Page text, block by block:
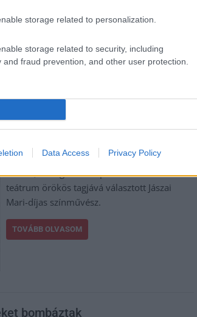
storage related to personalization.
storage related to security, including
fraud prevention, and other user protection.
Data Access Privacy Policy
pénteken évadzáró társulati ülést tartott
visszavonuló kollégákat is. Egy nappal
otthonában váratlanul elhunyt Karczag
Ferenc, a megelőző napon a szolnoki
teátrum örökös tagjává választott Jászai
Mari-díjas színművész.
TOVÁBB OLVASOM
bombáztak